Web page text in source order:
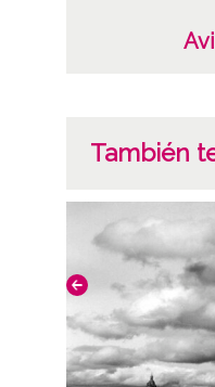
Laguardia /
Laguardia
Notas
Nº de
negativo: 856
También